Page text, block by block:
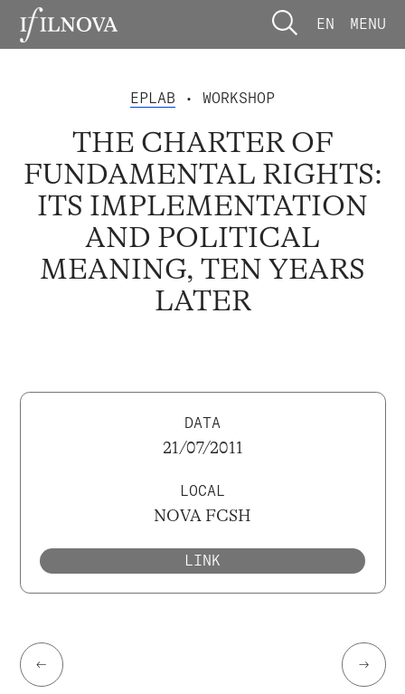
EN MENU
EPLAB • WORKSHOP
THE CHARTER OF
FUNDAMENTAL RIGHTS:
ITS IMPLEMENTATION
AND POLITICAL
MEANING, TEN YEARS
LATER
DATA
21/07/2011
LOCAL
NOVA FCSH
LINK
← →